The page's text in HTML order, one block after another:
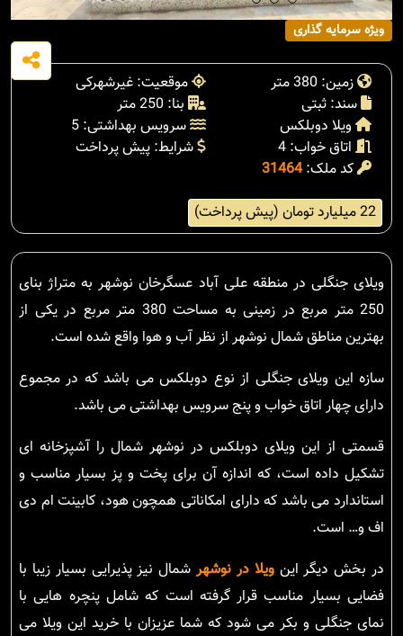
ویژه سرمایه گذاری
زمین: 380 متر
موقعیت: غیرشهرکی
سند: ثبتی
بنا: 250 متر
ویلا دوبلکس
سرویس بهداشتی: 5
اتاق خواب: 4
شرایط: پیش پرداخت
کد ملک:31464
22 میلیارد تومان (پیش پرداخت)
ویلای جنگلی در منطقه علی آباد عسگرخان نوشهر به متراژ بنای
250 متر مربع در زمینی به مساحت 380 متر مربع در یکی از
بهترین مناطق شمال نوشهر از نظر آب و هوا واقع شده است.
سازه این ویلای جنگلی از نوع دوبلکس می باشد که در مجموع
دارای چهار اتاق خواب و پنج سرویس بهداشتی می باشد.
قسمتی از این ویلای دوبلکس در نوشهر شمال را آشپزخانه ای
تشکیل داده است، که اندازه آن برای پخت و پز بسیار مناسب و
استاندارد می باشد که دارای امکاناتی همچون هود، کابینت ام دی
اف و… است.
در بخش دیگر اینویلا در نوشهر شمال نیز پذیرایی بسیار زیبا با
فضایی بسیار مناسب قرار گرفته است که شامل پنچره هایی با
نمای جنگلی و بکر می شود که شما عزیزان با خرید این ویلا می